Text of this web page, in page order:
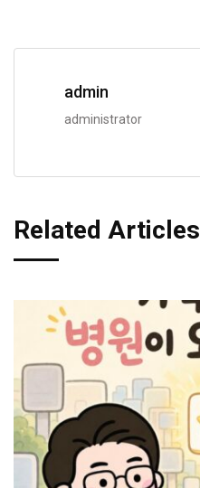
admin
administrator
Related Articles